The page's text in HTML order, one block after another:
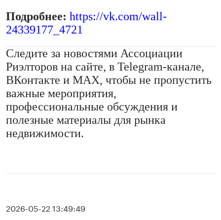
Подробнее: https://vk.com/wall-
24339177_4721
Следите за новостями Ассоциации
Риэлторов на сайте, в Telegram-канале,
ВКонтакте и MAX, чтобы не пропустить
важные мероприятия,
профессиональные обсуждения и
полезные материалы для рынка
недвижимости.
2026-05-22 13:49:49